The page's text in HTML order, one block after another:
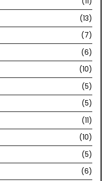
(13)
(7)
(6)
(10)
(5)
(5)
(11)
(10)
(5)
(6)